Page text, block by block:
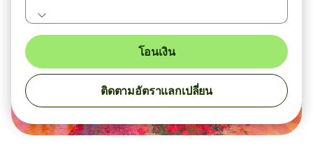
โอนเงิน
ติดตามอัตราแลกเปลี่ยน